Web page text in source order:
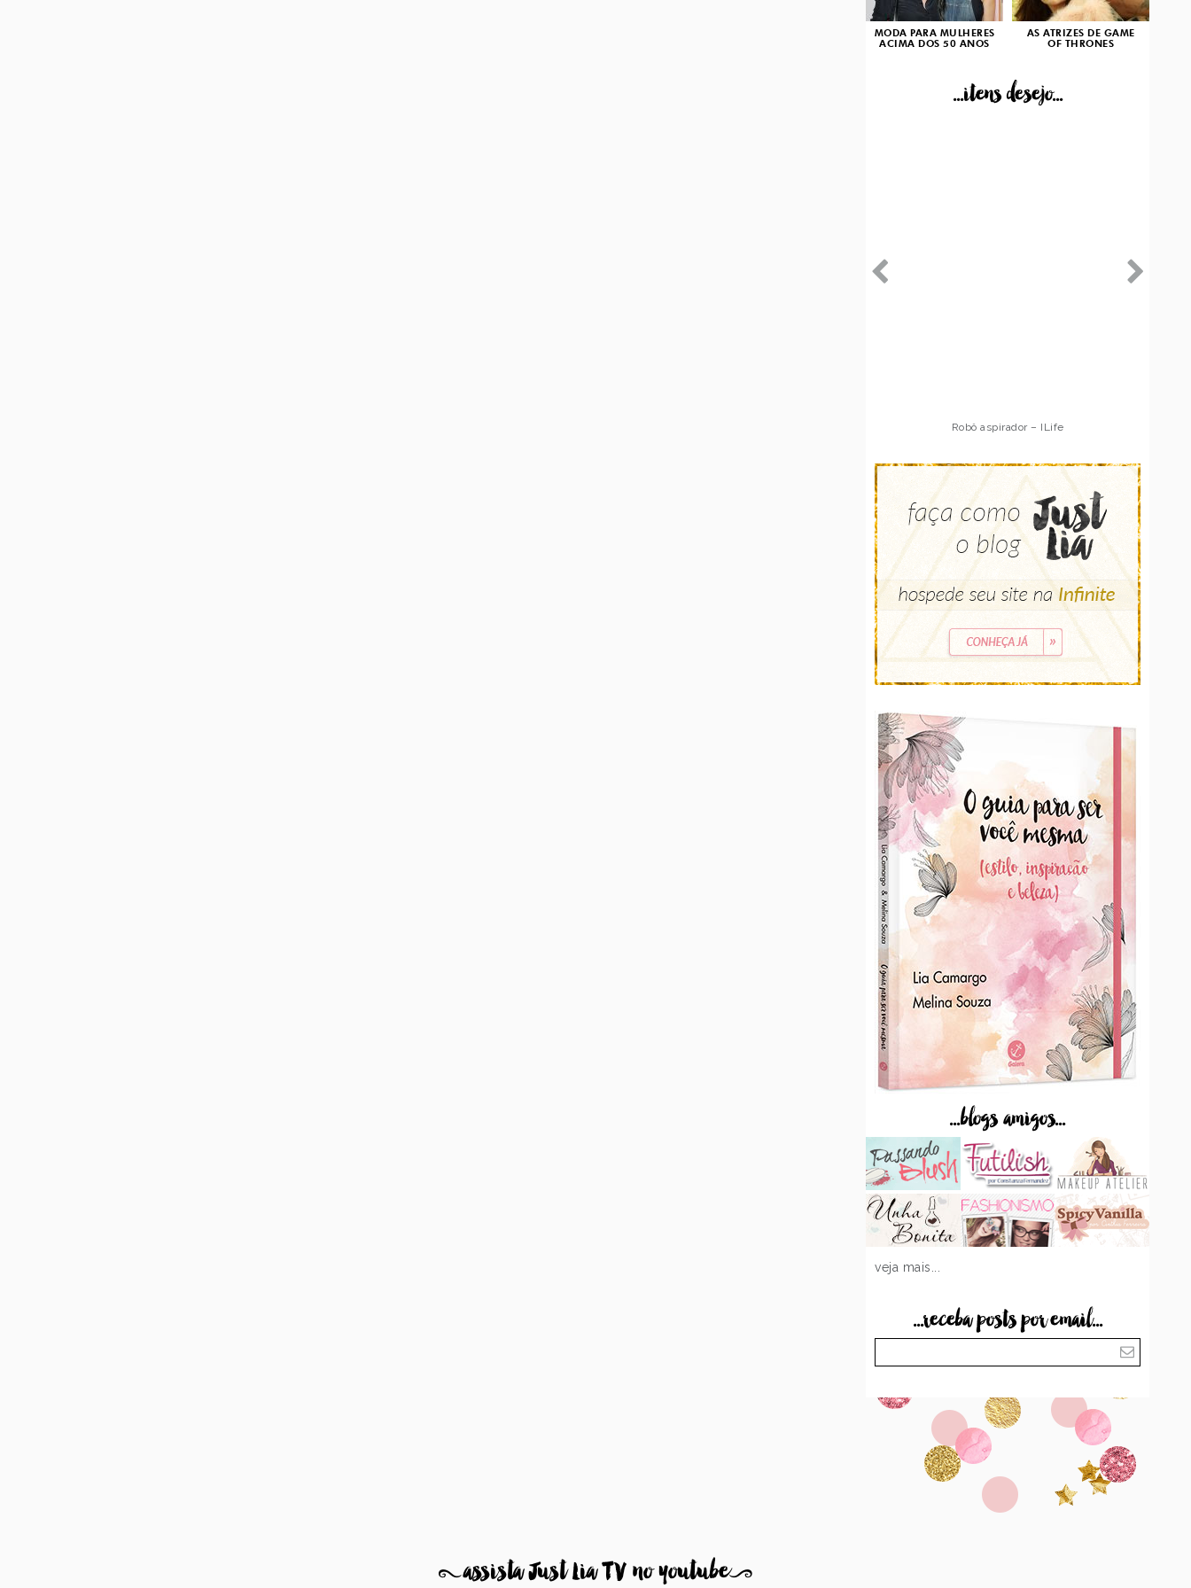
MODA PARA MULHERES
ACIMA DOS 50 ANOS
AS ATRIZES DE GAME
OF THRONES
...itens desejo...
Robô aspirador – ILife
...blogs amigos...
veja mais...
...receba posts por email...
8assista Just Lia TV no youtube9